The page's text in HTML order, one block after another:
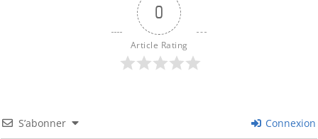
0
Article Rating
S’abonner Connexion